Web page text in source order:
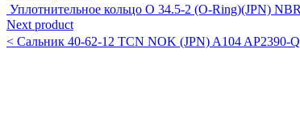
Уплотнительное кольцо O 34.5-2 (O-Ring)(JPN)
Next product
< Сальник 40-62-12 TCN NOK (JPN) A104 AP2390-